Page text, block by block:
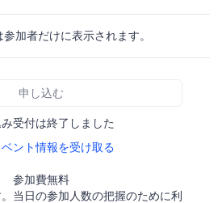
参加者だけに表示されます。
申し込む
受付は終了しました
ント情報を受け取る
参加費無料
当日の参加人数の把握のために利